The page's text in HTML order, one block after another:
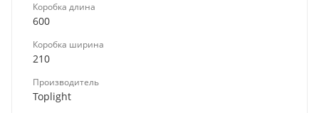
Коробка длина
600
Коробка ширина
210
Производитель
Toplight